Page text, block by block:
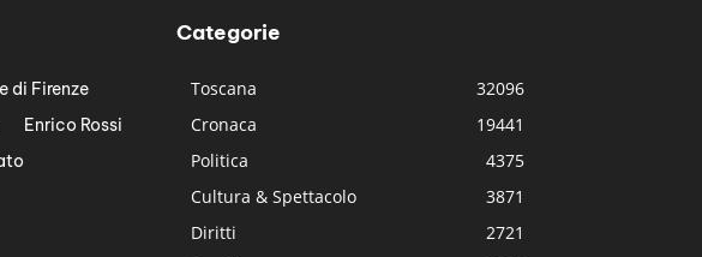
di Firenze
Enrico Rossi
Categorie
Toscana
32096
Cronaca
19441
Politica
4375
Cultura & Spettacolo
3871
Diritti
2721